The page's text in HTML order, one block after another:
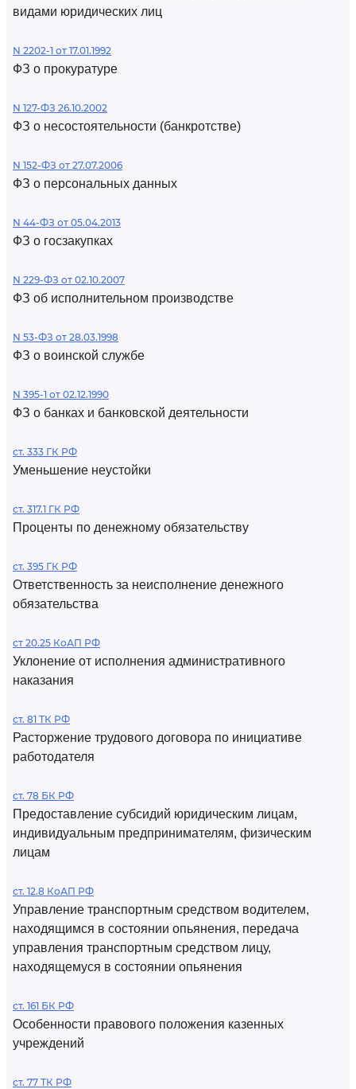
видами юридических лиц
N 2202-1 от 17.01.1992
ФЗ о прокуратуре
N 127-ФЗ 26.10.2002
ФЗ о несостоятельности (банкротстве)
N 152-ФЗ от 27.07.2006
ФЗ о персональных данных
N 44-ФЗ от 05.04.2013
ФЗ о госзакупках
N 229-ФЗ от 02.10.2007
ФЗ об исполнительном производстве
N 53-ФЗ от 28.03.1998
ФЗ о воинской службе
N 395-1 от 02.12.1990
ФЗ о банках и банковской деятельности
ст. 333 ГК РФ
Уменьшение неустойки
ст. 317.1 ГК РФ
Проценты по денежному обязательству
ст. 395 ГК РФ
Ответственность за неисполнение денежного
обязательства
ст 20.25 КоАП РФ
Уклонение от исполнения административного
наказания
ст. 81 ТК РФ
Расторжение трудового договора по инициативе
работодателя
ст. 78 БК РФ
Предоставление субсидий юридическим лицам,
индивидуальным предпринимателям, физическим
лицам
ст. 12.8 КоАП РФ
Управление транспортным средством водителем,
находящимся в состоянии опьянения, передача
управления транспортным средством лицу,
находящемуся в состоянии опьянения
ст. 161 БК РФ
Особенности правового положения казенных
учреждений
ст. 77 ТК РФ